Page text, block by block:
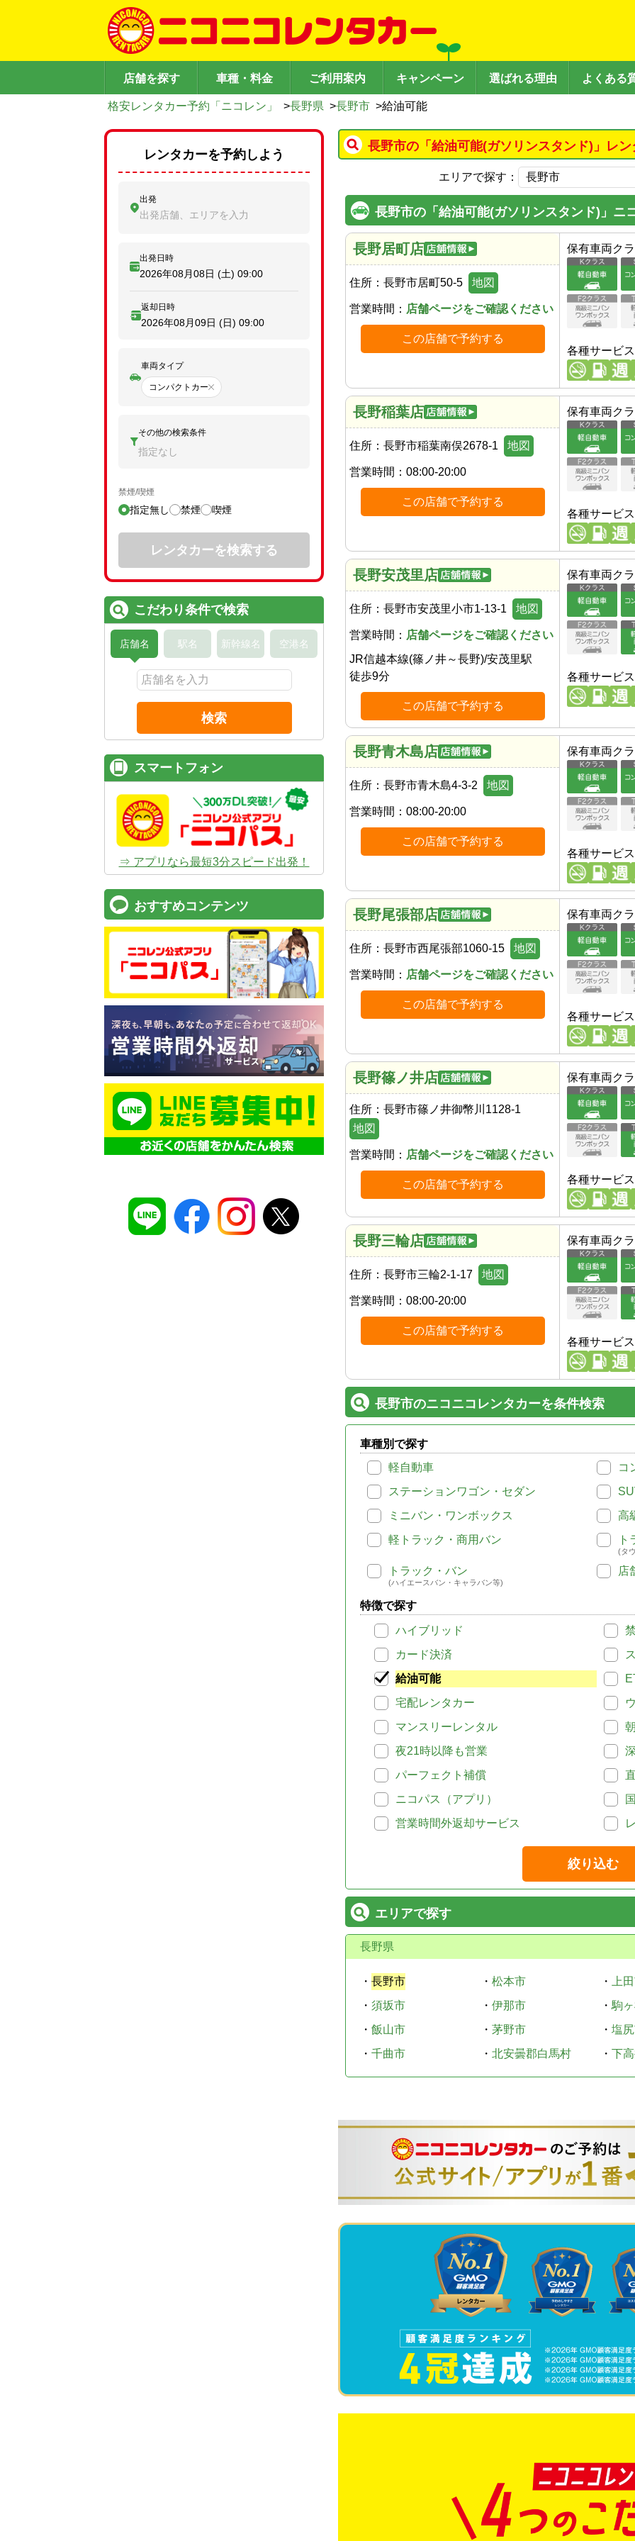
店舗を探す 車種・料金 ご利用案内 キャンペーン 選ばれる理由 よくある
格安レンタカー予約「ニコレン」 >長野県 >長野市 >給油可能
長野市の「給油可能(ガソリンスタンド)」レ
エリアで探す：
長野市の「給油可能(ガソリンスタンド)」ニ
長野居町店
住所： 長野市居町50-5 地図
営業時間： 店舗ページをご確認ください
この店舗で予約する
保有車両ク
各種サービス
長野稲葉店
住所： 長野市稲葉南俣2678-1 地図
営業時間： 08:00-20:00
この店舗で予約する
保有車両ク
各種サービス
長野安茂里店
住所： 長野市安茂里小市1-13-1 地図
営業時間： 店舗ページをご確認ください
JR信越本線(篠ノ井～長野)/安茂里駅
徒歩9分
この店舗で予約する
保有車両ク
各種サービス
長野青木島店
住所： 長野市青木島4-3-2 地図
営業時間： 08:00-20:00
この店舗で予約する
保有車両ク
各種サービス
長野尾張部店
住所： 長野市西尾張部1060-15 地図
営業時間： 店舗ページをご確認ください
この店舗で予約する
保有車両ク
各種サービス
長野篠ノ井店
住所： 長野市篠ノ井御幣川1128-1
地図
営業時間： 店舗ページをご確認ください
この店舗で予約する
保有車両ク
各種サービス
長野三輪店
住所： 長野市三輪2-1-17 地図
営業時間： 08:00-20:00
この店舗で予約する
保有車両ク
各種サービス
長野市のニコニコレンタカーを条件検索
車種別で探す
軽自動車
コ
ステーションワゴン・セダン
ミニバン・ワンボックス
高
軽トラック・商用バン
ト
(タ
トラック・バン
(ハイエースバン・キャラバン等)
店
特徴で探す
ハイブリッド
カード決済
給油可能
宅配レンタカー
マンスリーレンタル
夜21時以降も営業
パーフェクト補償
ニコパス（アプリ）
営業時間外返却サービス
絞り込む
エリアで探す
長野県
・ 長野市 ・ 松本市 ・ 上
・ 須坂市 ・ 伊那市 ・駒
・ 飯山市 ・ 茅野市 ・ 塩
・ 千曲市 ・ 北安曇郡白馬村 ・ 下
レンタカーを予約しよう
出発
出発店舗、エリアを入力
出発日時
2026年08月08日 (土) 09:00
返却日時
2026年08月09日 (日) 09:00
車両タイプ
コンパクトカー
その他の検索条件
指定なし
禁煙/喫煙
指定無し 禁煙 喫煙
レンタカーを検索する
こだわり条件で検索
店舗名 駅名 新幹線名 空港名
検索
スマートフォン
⇒ アプリなら最短3分スピード出発！
おすすめコンテンツ